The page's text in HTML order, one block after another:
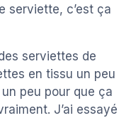
serviette, c’est ça
serviettes de
en tissu un peu
peu pour que ça
J’ai essayé